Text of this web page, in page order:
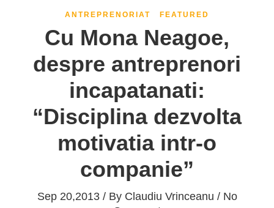
ANTREPRENORIAT FEATURED
Cu Mona Neagoe,
despre antreprenori
incapatanati:
“Disciplina dezvolta
motivatia intr-o
companie”
Sep 20,2013 / By Claudiu Vrinceanu / No